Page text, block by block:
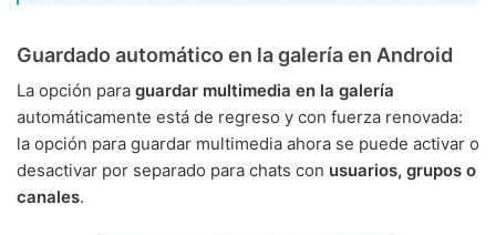
Guardado automático en la galería en Android
La opción para guardar multimedia en la galería
automáticamente está de regreso y con fuerza renovada:
la opción para guardar multimedia ahora se puede activar o
desactivar por separado para chats con usuarios, grupos o
canales.